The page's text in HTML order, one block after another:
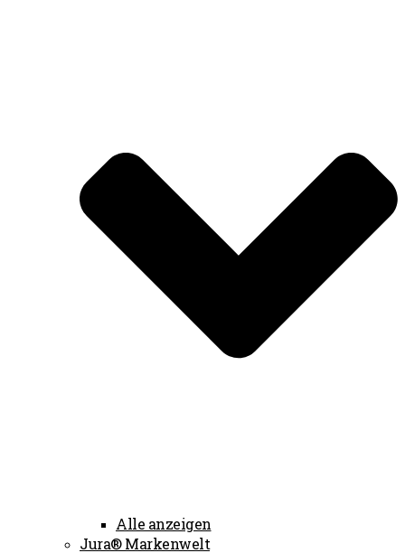
Alle anzeigen
Jura® Markenwelt